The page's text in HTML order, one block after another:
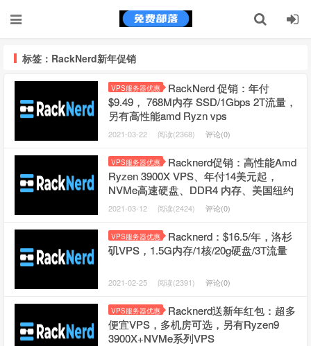
标签：RackNerd新年促销
VPS服务器优惠
RackNerd 促销：年付
$9.49， 768M内存 SSD/1Gbps 2T流量，
另有高性能amd Ryzn vps
2021-03-22 阅读(2368) 评论(0)
VPS服务器优惠
Racknerd促销：高性能Amd
Ryzen 3900X VPS、年付14美元起，
NVMe高速硬盘、DDR4 内存、美国纽约
2021-03-12 阅读(2424) 评论(0)
VPS服务器优惠
Racknerd：$16.5/年，洛杉
矶VPS，1.5G内存/1核/20g硬盘/3T流量
2021-02-25 阅读(2391) 评论(0)
VPS服务器优惠
Racknerd送新年红包：超多
便宜VPS，多机房可选，另有Ryzen9
3900X+NVMe系列VPS